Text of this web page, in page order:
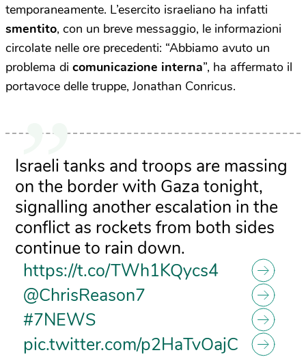
temporaneamente. L’esercito israeliano ha infatti
smentito, con un breve messaggio, le informazioni
circolate nelle ore precedenti: “Abbiamo avuto un
problema di comunicazione interna”, ha affermato il
portavoce delle truppe, Jonathan Conricus.
Israeli tanks and troops are massing
on the border with Gaza tonight,
signalling another escalation in the
conflict as rockets from both sides
continue to rain down.
https://t.co/TWh1KQycs4
@ChrisReason7
#7NEWS
pic.twitter.com/p2HaTvOajC